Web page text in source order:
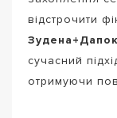
відстрочити
сучасний
отримуючи